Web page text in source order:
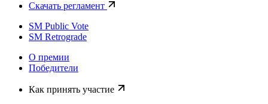
Скачать регламент
SM Public Vote
SM Retrograde
О премии
Победители
Как принять участие